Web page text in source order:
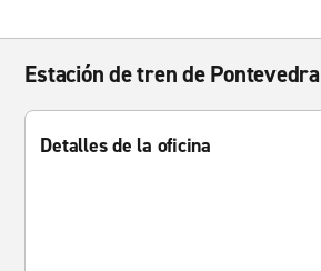
Estación de tren de Pontevedra
Detalles de la oficina